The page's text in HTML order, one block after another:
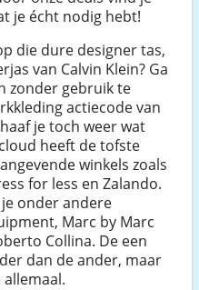
je écht nodig hebt!
die dure designer tas,
van Calvin Klein? Ga
zonder gebruik te
actiecode van
je toch weer wat
heeft de tofste
winkels zoals
for less en Zalando.
onder andere
Marc by Marc
Collina. De een
dan de ander, maar